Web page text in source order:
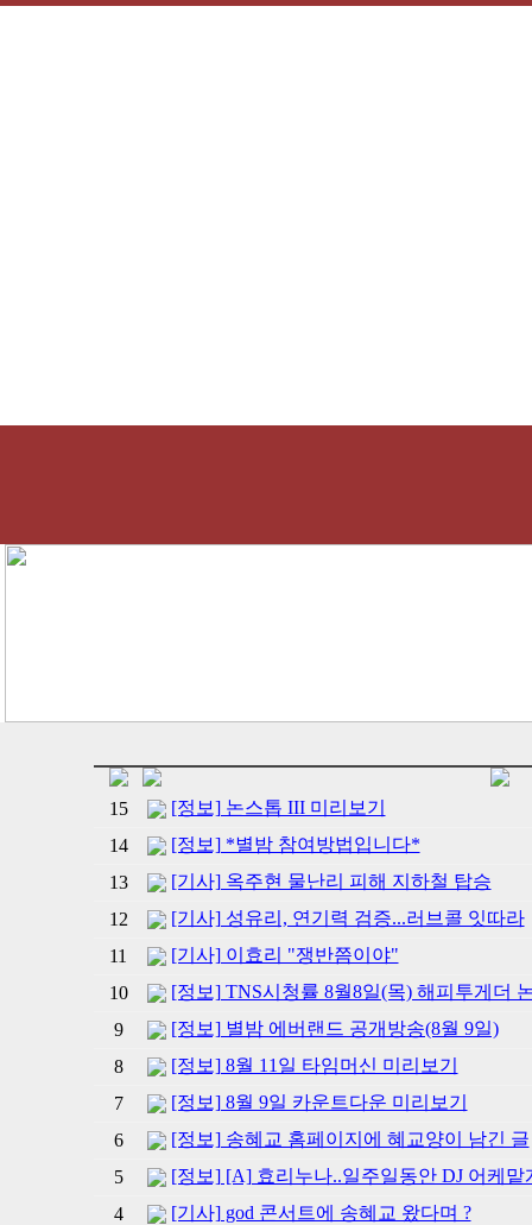
15
[정보] 논스톱 III 미리보기
14
[정보] *별밤 참여방법입니다*
13
[기사] 옥주현 물난리 피해 지하철 탑승
12
[기사] 성유리, 연기력 검증...러브콜 잇따라
11
[기사] 이효리 "쟁반쯤이야"
10
[정보] TNS시청률 8월8일(목) 해피투게더
9
[정보] 별밤 에버랜드 공개방송(8월 9일)
8
[정보] 8월 11일 타임머신 미리보기
7
[정보] 8월 9일 카운트다운 미리보기
6
[정보] 송혜교 홈페이지에 혜교양이 남긴 글
5
[정보] [A] 효리누나..일주일동안 DJ 어케맡
4
[기사] god 콘서트에 송혜교 왔다며 ?